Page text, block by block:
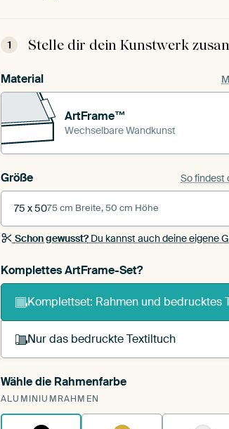
1 Stelle dir dein Kunstwerk
Material
ArtFrame™
Wechselbare Wandkunst
Größe So findest
75 x 5075 cm Breite, 50 cm Höhe
Schon gewusst?Du kannst auch deine eigene
Komplettes ArtFrame-Set?
Komplettset: Rahmen und bedrucktes
Nur das bedruckte Textiltuch
Du spannst einen wechselbaren Textiltuch
vorhandenen ArtFrame™.
Wähle die Rahmenfarbe
ALUMINIUMRAHMEN